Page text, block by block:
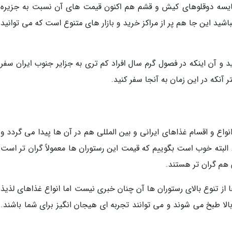
دوقلوهای کیش و قشم هم اکنون قیمت های آن نسبت به جزیره
این جا هم پر از مراکز خرید و بازار های متنوع است که می توانید
و آن اینکه در فصول گرم سال افراد کم تری به جزایر جنوب ایران سفر
در این زمان به آنجا سفر کنید.
و اقسام غذاهای ایرانی و بین المللی هم در آن ها پیدا می گردد و
البته خوب است بگوییم که قیمت این رستوران ها معمولاً گران تر است
هم گران تر هستند.
تنوع بالای رستوران ها آن چنان خبری نیست اما انواع غذاهای لذیذ
طبخ می شوند و می توانند تجربه ای هیجان انگیز برای شما باشند.